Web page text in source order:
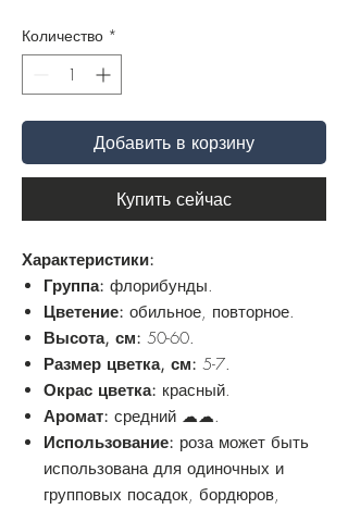
Количество *
Добавить в корзину
Купить сейчас
Характеристики:
Группа: флорибунды.
Цветение: обильное, повторное.
Высота, см: 50-60.
Размер цветка, см: 5-7.
Окрас цветка: красный.
Аромат: средний ☁☁.
Использование: роза может быть
использована для одиночных и
групповых посадок, бордюров,